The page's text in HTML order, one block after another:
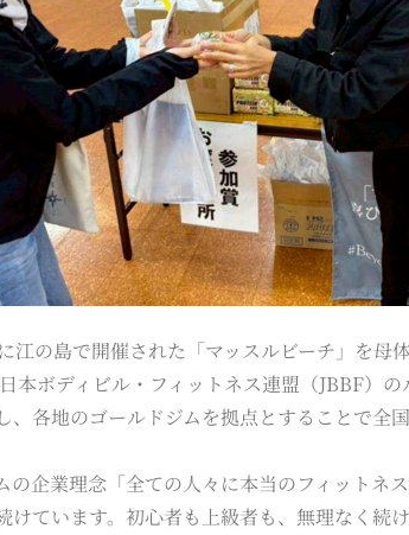
江の島で開催された「マッスルビーチ」を母
本ボディビル・フィットネス連盟（JBBF）
各地のゴールドジムを拠点とすることで全
の企業理念「全ての人々に本当のフィットネ
けています。初心者も上級者も、無理なく続